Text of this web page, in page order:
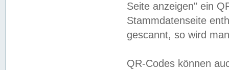
Seite anzeigen" ein
Stammdatenseite
gescannt, so wird
QR-Codes können